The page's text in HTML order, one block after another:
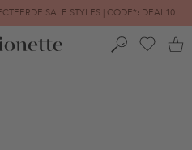
SALE STYLES | CODE*: DEAL10
-80% GEREDUCEERD